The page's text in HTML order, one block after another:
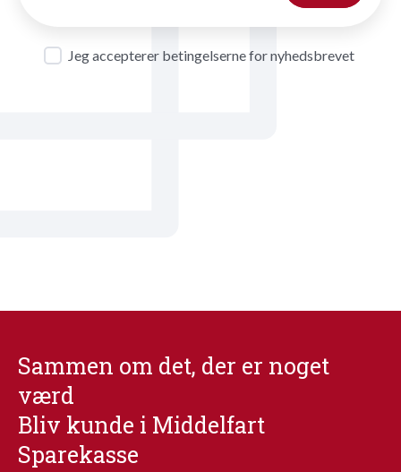
Jeg accepterer betingelserne for nyhedsbrevet
Sammen om det, der er noget
værd
Bliv kunde i Middelfart
Sparekasse